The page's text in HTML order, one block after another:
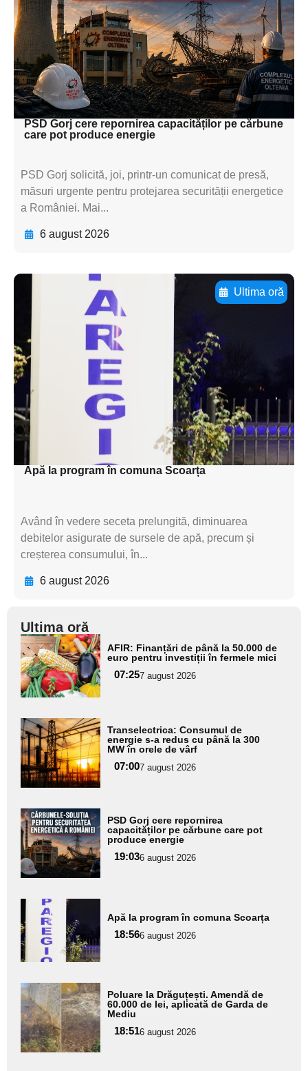
textul pentru
subtitluAdaugă aici
textul pentru
subtitluAdaugă aici
textul pentru subti
PSD Gorj cere repornirea capacităților pe cărbune
care pot produce energie
PSD Gorj solicită, joi, printr-un comunicat de presă,
măsuri urgente pentru protejarea securității energetice
a României. Mai...
6 august 2026
Ultima oră
Adaugă aici textul pentru
subtitluAdaugă aici
textul pentru
subtitluAdaugă aici
textul pentru
subtitluAdaugă aici
textul pentru subti
Apă la program în comuna Scoarța
Având în vedere seceta prelungită, diminuarea
debitelor asigurate de sursele de apă, precum și
creșterea consumului, în...
6 august 2026
Ultima oră
Adaugă
aici textul
pentru
subtitlu
AFIR: Finanțări de până la 50.000 de
euro pentru investiții în fermele mici
07:257 august 2026
Adaugă
aici textul
pentru
subtitlu
Transelectrica: Consumul de
energie s-a redus cu până la 300
MW în orele de vârf
07:007 august 2026
Adaugă
aici textul
pentru
subtitlu
PSD Gorj cere repornirea
capacităților pe cărbune care pot
produce energie
19:036 august 2026
Adaugă
aici textul
pentru
subtitlu
Apă la program în comuna Scoarța
18:566 august 2026
Adaugă
aici textul
pentru
subtitlu
Poluare la Drăguțești. Amendă de
60.000 de lei, aplicată de Garda de
Mediu
18:516 august 2026